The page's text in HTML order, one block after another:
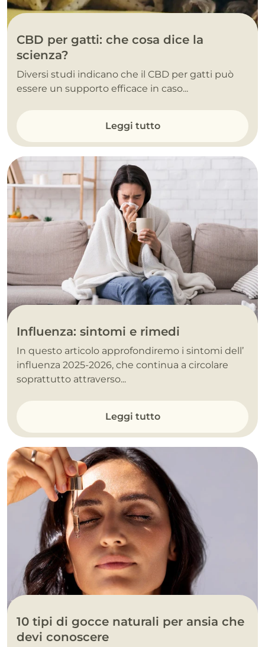
CBD per gatti: che cosa dice la
scienza?
Diversi studi indicano che il CBD per gatti può
essere un supporto efficace in caso...
Leggi tutto
Influenza: sintomi e rimedi
In questo articolo approfondiremo i sintomi dell’
influenza 2025-2026, che continua a circolare
soprattutto attraverso...
Leggi tutto
10 tipi di gocce naturali per ansia che
devi conoscere